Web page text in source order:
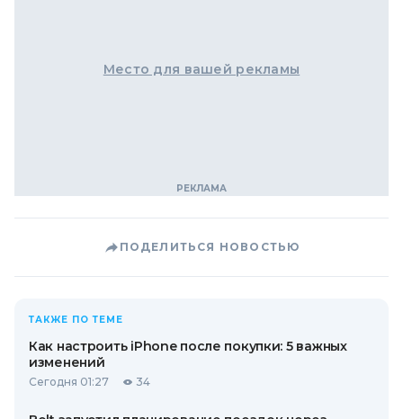
Место для вашей рекламы
ПОДЕЛИТЬСЯ НОВОСТЬЮ
ТАКЖЕ ПО ТЕМЕ
Как настроить iPhone после покупки: 5 важных
изменений
Сегодня 01:27 34